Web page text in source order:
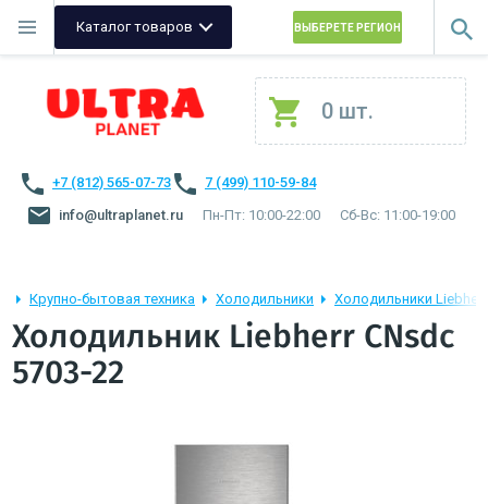
Каталог товаров ВЫБЕРЕТЕ РЕГИОН
0 шт.
+7 (812) 565-07-73
7 (499) 110-59-84
info@ultraplanet.ru
Пн-Пт: 10:00-22:00 Сб-Вс: 11:00-19:00
Крупно-бытовая техника Холодильники Холодильники Liebherr
Холодильник Liebherr CNsdc
5703-22